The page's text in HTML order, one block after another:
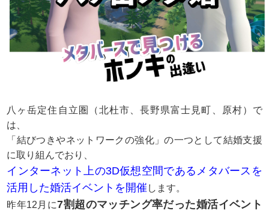
八ヶ岳定住自立圏（北杜市、長野県富士見町、原村）で
は、
「結びつきやネットワークの強化」の一つとして結婚支援
に取り組んでおり、
インターネット上の3D仮想空間であるメタバースを
活用した婚活イベントを開催 します。
昨年12月に7割超のマッチング率だった婚活イベント